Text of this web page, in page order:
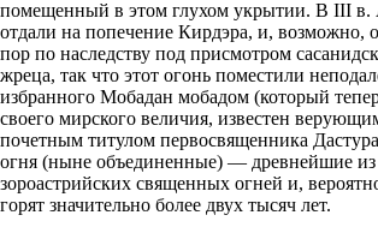
помещенный в этом глухом укрытии. В III
отдали на попечение Кирдэра, и, возможно,
пор по наследству под присмотром
жреца, так что этот огонь поместили
избранного Мобадан мобадом (который
своего мирского величия, известен
почетным титулом первосвященника
огня (ныне объединенные) — древнейшие
зороастрийских священных огней и,
горят значительно более двух тысяч лет.